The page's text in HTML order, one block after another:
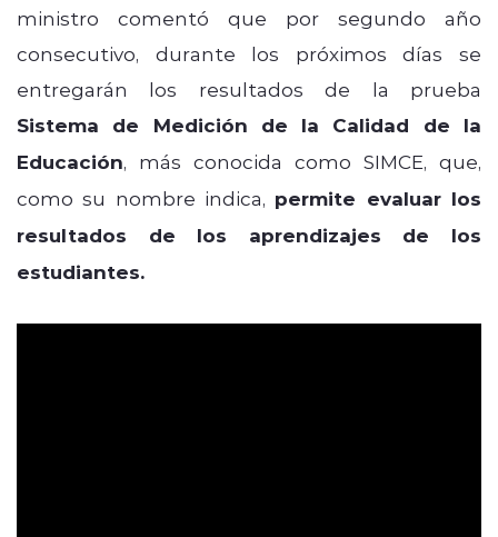
ministro comentó que por segundo año
consecutivo, durante los próximos días se
entregarán los resultados de la prueba
Sistema de Medición de la Calidad de la
Educación, más conocida como SIMCE, que,
como su nombre indica, permite evaluar los
resultados de los aprendizajes de los
estudiantes.